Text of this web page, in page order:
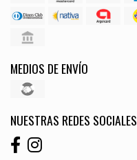
MEDIOS DE ENVÍO
NUESTRAS REDES SOCIALES